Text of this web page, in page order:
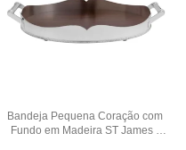
Bandeja Pequena Coração com
Fundo em Madeira ST James -